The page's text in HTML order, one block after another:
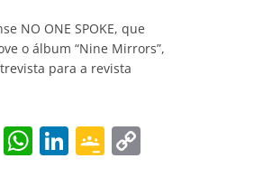
m
NO ONE SPOKE, que
o álbum “Nine Mirrors”,
para a revista
E W Li G